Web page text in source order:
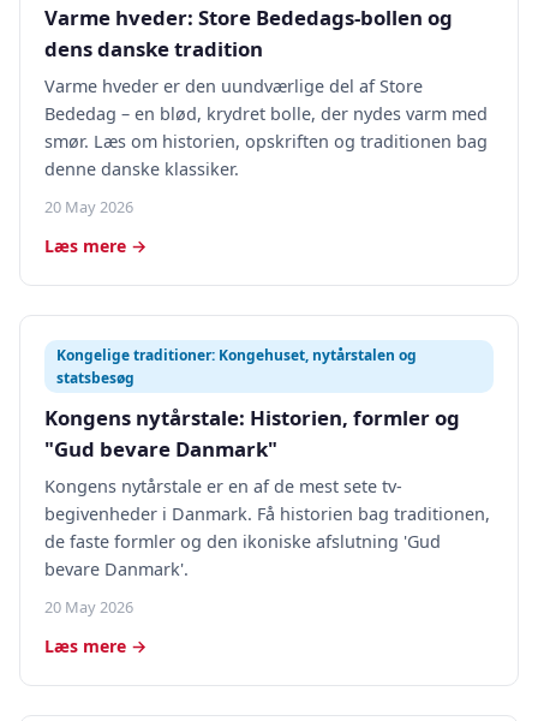
Varme hveder: Store Bededags-bollen og
dens danske tradition
Varme hveder er den uundværlige del af Store
Bededag – en blød, krydret bolle, der nydes varm med
smør. Læs om historien, opskriften og traditionen bag
denne danske klassiker.
20 May 2026
Læs mere →
Kongelige traditioner: Kongehuset, nytårstalen og
statsbesøg
Kongens nytårstale: Historien, formler og
"Gud bevare Danmark"
Kongens nytårstale er en af de mest sete tv-
begivenheder i Danmark. Få historien bag traditionen,
de faste formler og den ikoniske afslutning 'Gud
bevare Danmark'.
20 May 2026
Læs mere →